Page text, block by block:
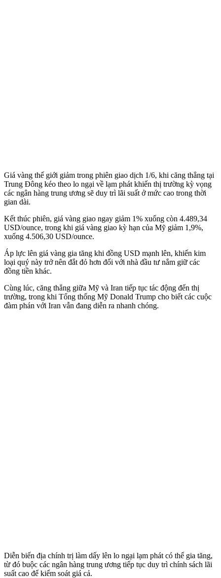
Giá vàng thế giới giảm trong phiên giao dịch 1/6, khi căng thẳng tại
Trung Đông kéo theo lo ngại về lạm phát khiến thị trường kỳ vọng
các ngân hàng trung ương sẽ duy trì lãi suất ở mức cao trong thời
gian dài.
Kết thúc phiên, giá vàng giao ngay giảm 1% xuống còn 4.489,34
USD/ounce, trong khi giá vàng giao kỳ hạn của Mỹ giảm 1,9%,
xuống 4.506,30 USD/ounce.
Áp lực lên giá vàng gia tăng khi đồng USD mạnh lên, khiến kim
loại quý này trở nên đắt đỏ hơn đối với nhà đầu tư nắm giữ các
đồng tiền khác.
Cùng lúc, căng thẳng giữa Mỹ và Iran tiếp tục tác động đến thị
trường, trong khi Tổng thống Mỹ Donald Trump cho biết các cuộc
đàm phán với Iran vẫn đang diễn ra nhanh chóng.
Diễn biến địa chính trị làm dấy lên lo ngại lạm phát có thể gia tăng,
từ đó buộc các ngân hàng trung ương tiếp tục duy trì chính sách lãi
suất cao để kiểm soát giá cả.